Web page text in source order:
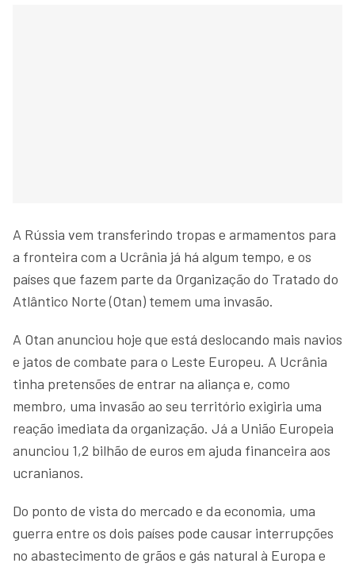
A Rússia vem transferindo tropas e armamentos para
a fronteira com a Ucrânia já há algum tempo, e os
países que fazem parte da Organização do Tratado do
Atlântico Norte (Otan) temem uma invasão.
A Otan anunciou hoje que está deslocando mais navios
e jatos de combate para o Leste Europeu. A Ucrânia
tinha pretensões de entrar na aliança e, como
membro, uma invasão ao seu território exigiria uma
reação imediata da organização. Já a União Europeia
anunciou 1,2 bilhão de euros em ajuda financeira aos
ucranianos.
Do ponto de vista do mercado e da economia, uma
guerra entre os dois países pode causar interrupções
no abastecimento de grãos e gás natural à Europa e